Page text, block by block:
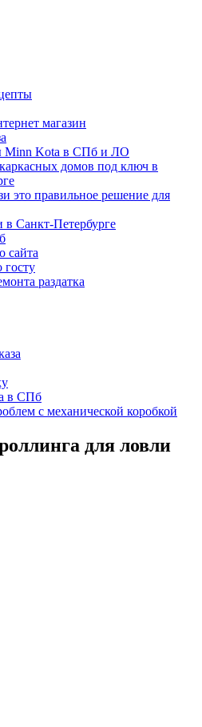
магазин
Minn Kota в СПб и ЛО
домов под ключ в
это правильное решение для
в Санкт-Петербурге
сайта
госту
раздатка
в СПб
с механической коробкой
для ловли